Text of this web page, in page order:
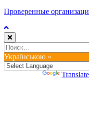
Проверенные
Найти:
Українською »
Translate